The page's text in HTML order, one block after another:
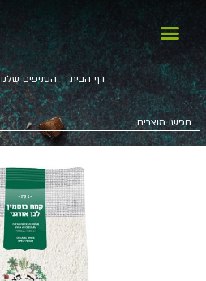
דף הבית הסניפים שלנו